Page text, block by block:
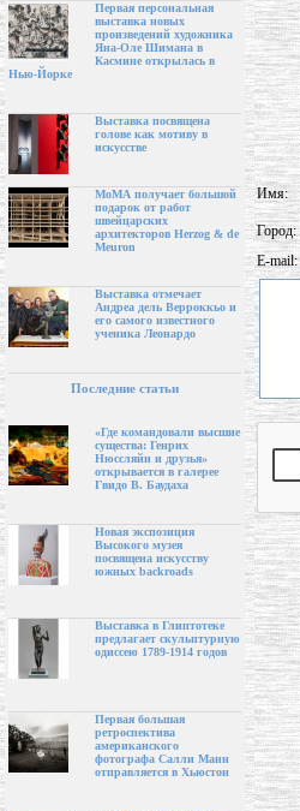
Первая персональная
выставка новых
произведений художника
Яна-Оле Шимана в
Касмине открылась в
Нью-Йорке
Выставка посвящена
голове как мотиву в
искусстве
МоМА получает большой
подарок от работ
швейцарских
архитекторов Herzog & de
Meuron
Выставка отмечает
Андреа дель Верроккьо и
его самого известного
ученика Леонардо
Последние статьи
«Где командовали высшие
существа: Генрих
Нюссляйн и друзья»
открывается в галерее
Гвидо В. Баудаха
Новая экспозиция
Высокого музея
посвящена искусству
южных backroads
Выставка в Глиптотеке
предлагает скульптурную
одиссею 1789-1914 годов
Первая большая
ретроспектива
американского
фотографа Салли Манн
отправляется в Хьюстон
Имя:
Город:
E-mail: